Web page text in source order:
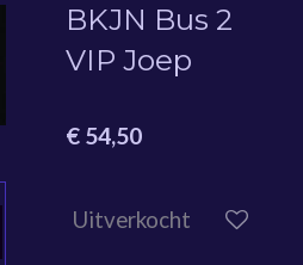
BKJN Bus 2
VIP Joep
€ 54,50
Uitverkocht